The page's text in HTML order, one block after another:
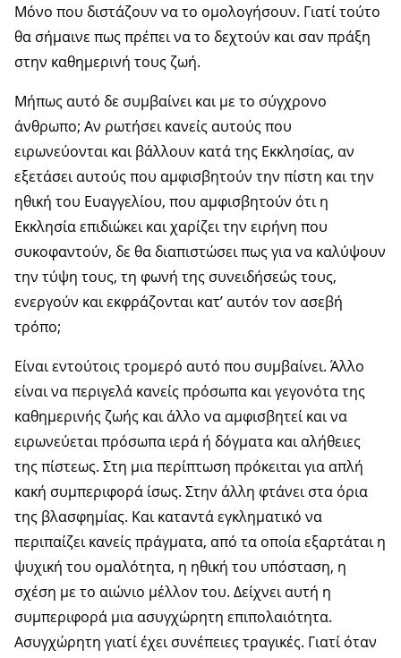
Μόνο που διστάζουν να το ομολογήσουν. Γιατί τούτο
θα σήμαινε πως πρέπει να το δεχτούν και σαν πράξη
στην καθημερινή τους ζωή.
Μήπως αυτό δε συμβαίνει και με το σύγχρονο
άνθρωπο; Αν ρωτήσει κανείς αυτούς που
ειρωνεύονται και βάλλουν κατά της Εκκλησίας, αν
εξετάσει αυτούς που αμφισβητούν την πίστη και την
ηθική του Ευαγγελίου, που αμφισβητούν ότι η
Εκκλησία επιδιώκει και χαρίζει την ειρήνη που
συκοφαντούν, δε θα διαπιστώσει πως για να καλύψουν
την τύψη τους, τη φωνή της συνειδήσεώς τους,
ενεργούν και εκφράζονται κατ’ αυτόν τον ασεβή
τρόπο;
Είναι εντούτοις τρομερό αυτό που συμβαίνει. Άλλο
είναι να περιγελά κανείς πρόσωπα και γεγονότα της
καθημερινής ζωής και άλλο να αμφισβητεί και να
ειρωνεύεται πρόσωπα ιερά ή δόγματα και αλήθειες
της πίστεως. Στη μια περίπτωση πρόκειται για απλή
κακή συμπεριφορά ίσως. Στην άλλη φτάνει στα όρια
της βλασφημίας. Και καταντά εγκληματικό να
περιπαίζει κανείς πράγματα, από τα οποία εξαρτάται η
ψυχική του ομαλότητα, η ηθική του υπόσταση, η
σχέση με το αιώνιο μέλλον του. Δείχνει αυτή η
συμπεριφορά μια ασυγχώρητη επιπολαιότητα.
Ασυγχώρητη γιατί έχει συνέπειες τραγικές. Γιατί όταν